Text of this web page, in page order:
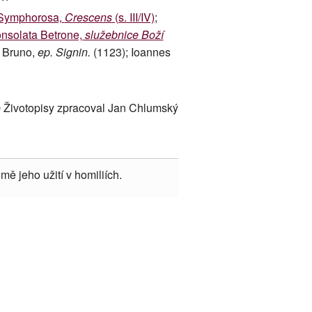
Crescens(s. III/IV);
Betrone, služebnice Boží
ep. Signin. (1123); Ioannes
zpracoval Jan Chlumský
jeho užití v homiliích.